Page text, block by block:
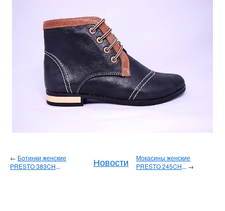
← Ботинки женские
PRESTO 383CH... Новости
Мокасины женские
PRESTO 245CH... →